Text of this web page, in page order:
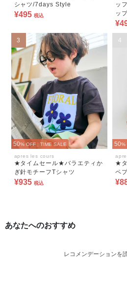
シャツ/7days Style
¥495 税込
ッ
ッ
3
50% OFF | TIME SALE
apres les cours
★タイムセール★バラエティか
ぎ針モチーフTシャツ
¥935 税込
4
50%
★
ペ
あなたへのおすすめ
レコメンデーションを